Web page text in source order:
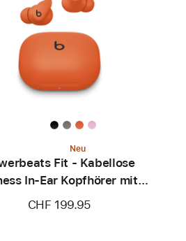
Neu
Fit - Kabellose
In-Ear Kopfhörer mit
Sitz - Knallorange
CHF 199.95